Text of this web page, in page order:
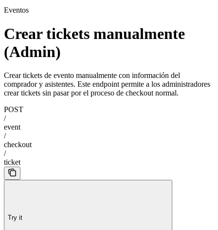
Eventos
Crear tickets manualmente
(Admin)
Crear tickets de evento manualmente con información del
comprador y asistentes. Este endpoint permite a los administradores
crear tickets sin pasar por el proceso de checkout normal.
POST
/
event
/
checkout
/
ticket
Try it